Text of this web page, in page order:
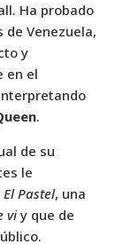
Ha probado
Venezuela,
y
en el
.
de su
le
El Pastel, una
viy que de